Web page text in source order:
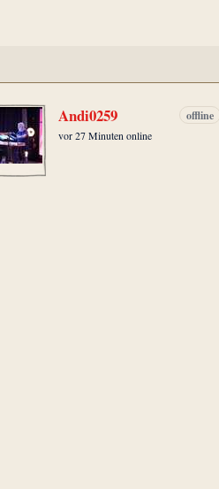
Andi0259 offline
vor 27 Minuten online